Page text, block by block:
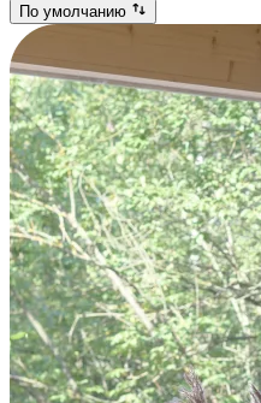
По умолчанию